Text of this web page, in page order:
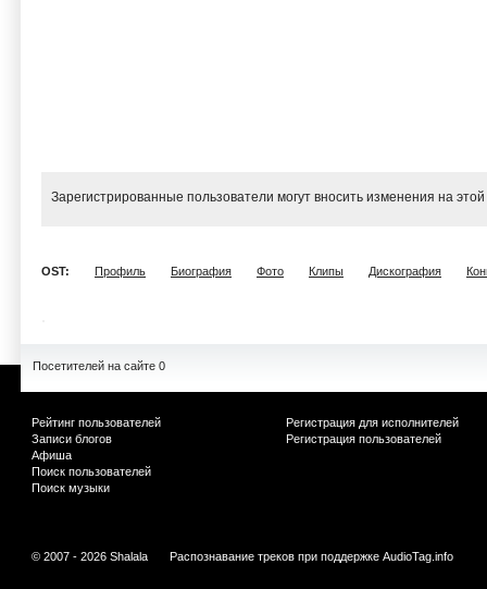
Зарегистрированные пользователи могут вносить изменения на
OST: Профиль Биография Фото Клипы Дискография
Посетителей на сайте 0
Рейтинг пользователей
Записи блогов
Афиша
Поиск пользователей
Поиск музыки
Регистрация для исполнителей
Регистрация пользователей
© 2007 - 2026 Shalala Распознавание треков при поддержке AudioTag.info